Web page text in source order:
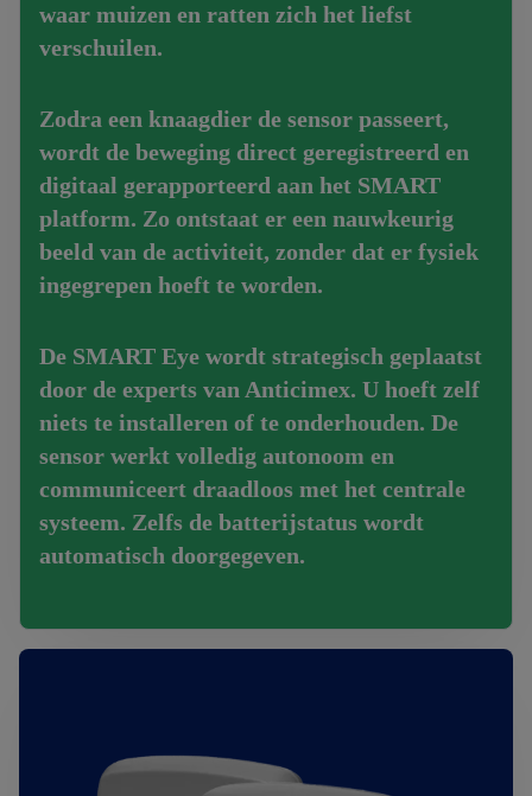
waar muizen en ratten zich het liefst
verschuilen.
Zodra een knaagdier de sensor passeert,
wordt de beweging direct geregistreerd en
digitaal gerapporteerd aan het SMART
platform. Zo ontstaat er een nauwkeurig
beeld van de activiteit, zonder dat er fysiek
ingegrepen hoeft te worden.
De SMART Eye wordt strategisch geplaatst
door de experts van Anticimex. U hoeft zelf
niets te installeren of te onderhouden. De
sensor werkt volledig autonoom en
communiceert draadloos met het centrale
systeem. Zelfs de batterijstatus wordt
automatisch doorgegeven.